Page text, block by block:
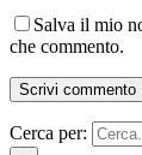
Salva il mio
che commento.
Cerca per: